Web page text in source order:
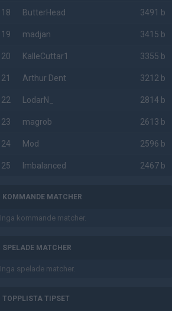
18 ButterHead 3491 b
19 madjan 3415 b
20 KalleCuttar1 3355 b
21 Arthur Dent 3212 b
22 LodarN_ 2814 b
23 magrob 2613 b
24 Mod 2596 b
25 Imbalanced 2467 b
KOMMANDE MATCHER
Inga kommande matcher.
SPELADE MATCHER
Inga spelade matcher.
TOPPLISTA TIPSET